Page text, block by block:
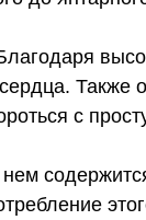
с